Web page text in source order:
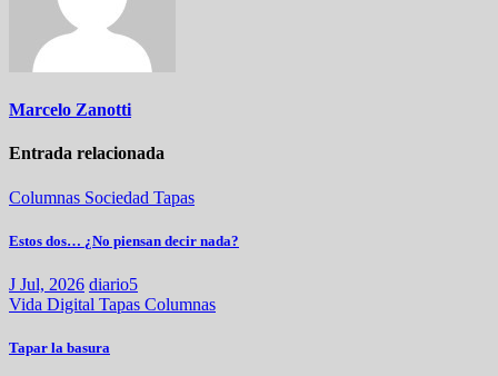
Marcelo Zanotti
Entrada relacionada
Columnas Sociedad Tapas
Estos dos… ¿No piensan decir nada?
J Jul, 2026 diario5
Vida Digital Tapas Columnas
Tapar la basura